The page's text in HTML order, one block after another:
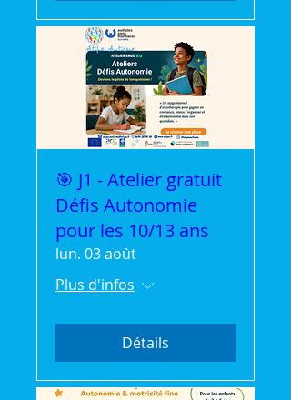
🎯 J1 - Atelier gratuit
Défis Autonomie
pour les 10/13 ans
lun. 03 août
Plus d'infos
Détails